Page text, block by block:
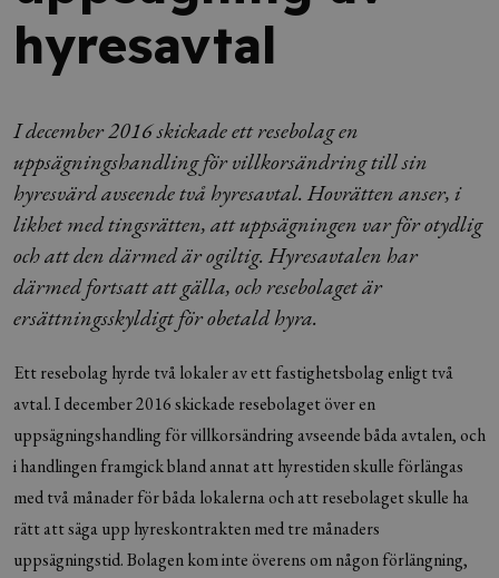
hyresavtal
I december 2016 skickade ett resebolag en
uppsägningshandling för villkorsändring till sin
hyresvärd avseende två hyresavtal. Hovrätten anser, i
likhet med tingsrätten, att uppsägningen var för otydlig
och att den därmed är ogiltig. Hyresavtalen har
därmed fortsatt att gälla, och resebolaget är
ersättningsskyldigt för obetald hyra.
Ett resebolag hyrde två lokaler av ett fastighetsbolag enligt två
avtal. I december 2016 skickade resebolaget över en
uppsägningshandling för villkorsändring avseende båda avtalen, och
i handlingen framgick bland annat att hyrestiden skulle förlängas
med två månader för båda lokalerna och att resebolaget skulle ha
rätt att säga upp hyreskontrakten med tre månaders
uppsägningstid. Bolagen kom inte överens om någon förlängning,